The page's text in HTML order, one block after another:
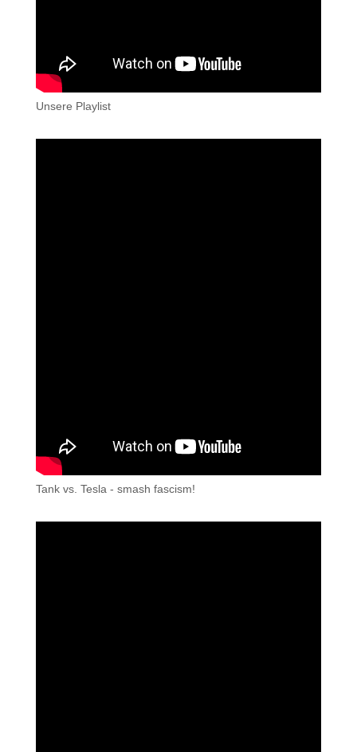
Unsere Playlist
Tank vs. Tesla - smash fascism!